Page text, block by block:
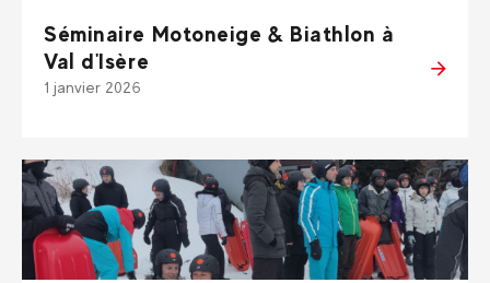
Séminaire Motoneige & Biathlon à
Val d'Isère
1 janvier 2026